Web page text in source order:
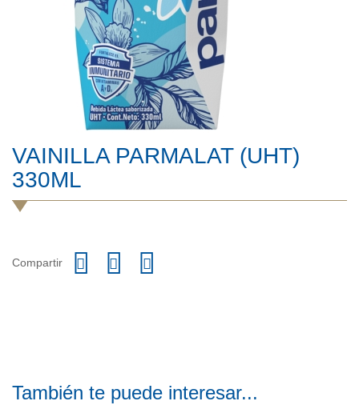
VAINILLA PARMALAT (UHT)
330ML
Compartir
También te puede interesar...